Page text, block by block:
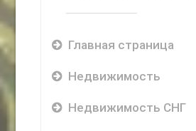
Главная страница
Недвижимость
Недвижимость СНГ